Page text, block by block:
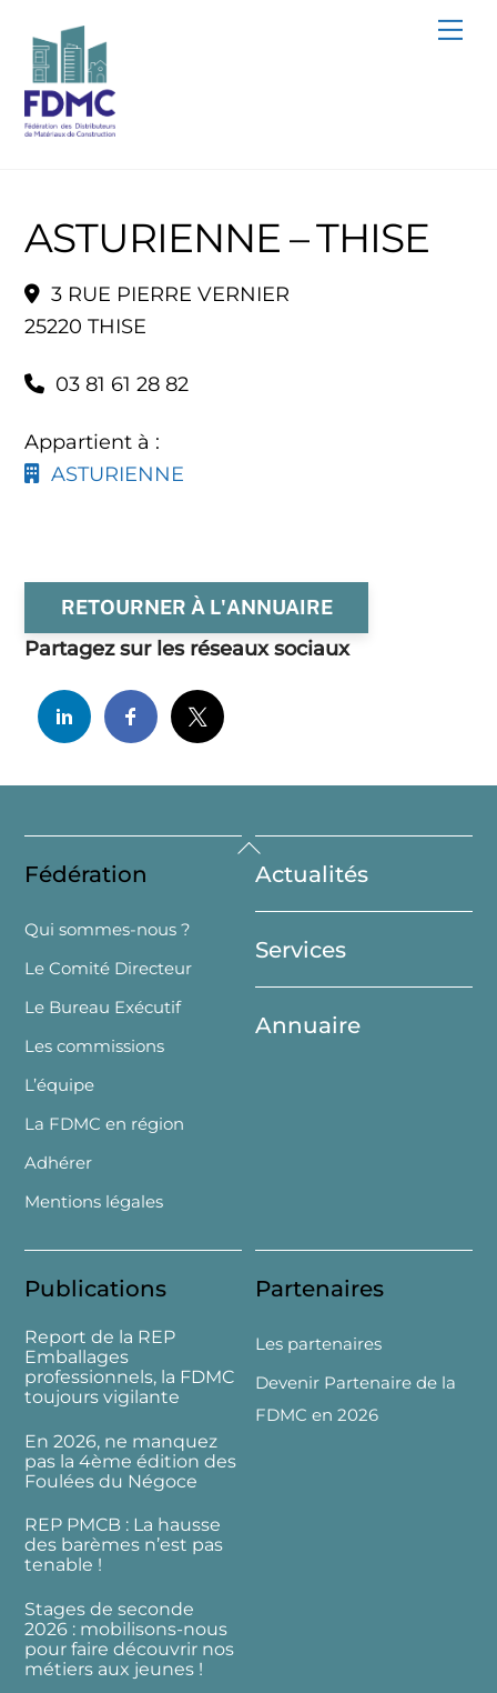
content
ASTURIENNE – THISE
3 RUE PIERRE VERNIER
25220 THISE
03 81 61 28 82
Appartient à :
ASTURIENNE
RETOURNER À L'ANNUAIRE
Partagez sur les réseaux sociaux
Back
To
Top
Fédération
Qui sommes-nous ?
Le Comité Directeur
Le Bureau Exécutif
Les commissions
L’équipe
La FDMC en région
Adhérer
Mentions légales
Actualités
Services
Annuaire
Publications
Report de la REP
Emballages
professionnels, la FDMC
toujours vigilante
En 2026, ne manquez
pas la 4ème édition des
Foulées du Négoce
REP PMCB : La hausse
des barèmes n’est pas
tenable !
Stages de seconde
2026 : mobilisons-nous
pour faire découvrir nos
métiers aux jeunes !
Partenaires
Les partenaires
Devenir Partenaire de la
FDMC en 2026